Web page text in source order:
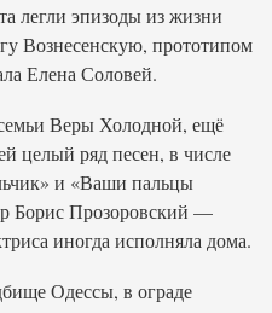
легли эпизоды из жизни
Вознесенскую, прототипом
Елена Соловей.
Веры Холодной, ещё
целый ряд песен, в числе
и «Ваши пальцы
Борис Прозоровский —
иногда исполняла дома.
Одессы, в ограде